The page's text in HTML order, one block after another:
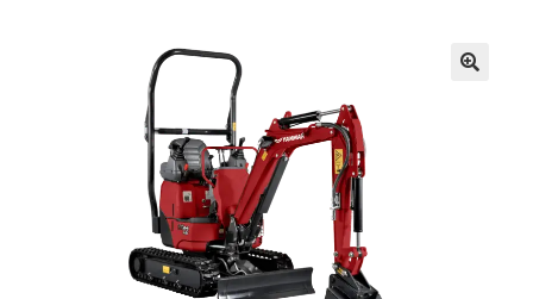
Entreprenør maskiner
Investering franchise